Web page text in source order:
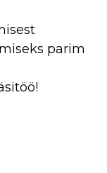
parim